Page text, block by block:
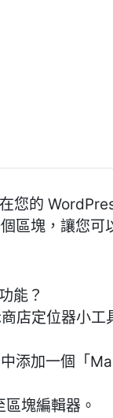
您的
區塊，讓您
能？
店定位器小工
添加一個「
塊編輯器。